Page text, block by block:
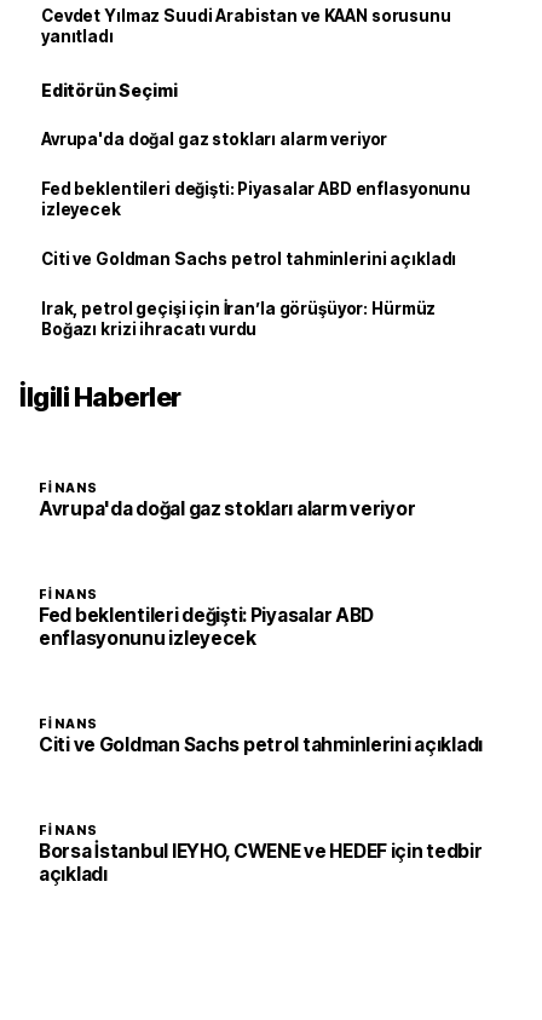
Cevdet Yılmaz Suudi Arabistan ve KAAN sorusunu
yanıtladı
Editörün Seçimi
Avrupa'da doğal gaz stokları alarm veriyor
Fed beklentileri değişti: Piyasalar ABD enflasyonunu
izleyecek
Citi ve Goldman Sachs petrol tahminlerini açıkladı
Irak, petrol geçişi için İran’la görüşüyor: Hürmüz
Boğazı krizi ihracatı vurdu
İlgili Haberler
FINANS
Avrupa'da doğal gaz stokları alarm veriyor
FINANS
Fed beklentileri değişti: Piyasalar ABD
enflasyonunu izleyecek
FINANS
Citi ve Goldman Sachs petrol tahminlerini açıkladı
FINANS
Borsa İstanbul IEYHO, CWENE ve HEDEF için tedbir
açıkladı